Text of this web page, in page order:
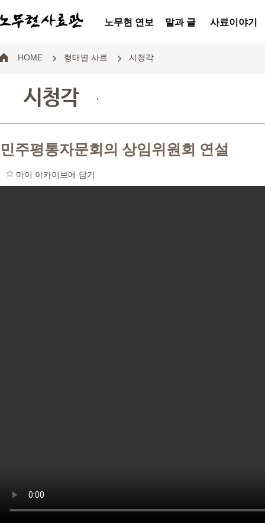
노무현 연보 말과 글 사료이야기
HOME 형태별 사료 시청각
시청각 .
민주평통자문회의 상임위원회 연설
마이 아카이브에 담기